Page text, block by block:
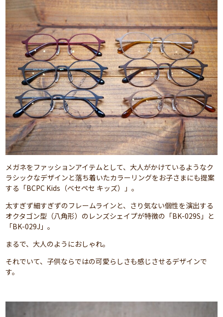
メガネをファッションアイテムとして、大人がかけているようなク
ラシックなデザインと落ち着いたカラーリングをお子さまにも提案
する「BCPC Kids（ベセペセ キッズ）」。
太すぎず細すぎずのフレームラインと、さり気ない個性を演出する
オクタゴン型（八角形）のレンズシェイプが特徴の「BK-029S」と
「BK-029J」。
まるで、大人のようにおしゃれ。
それでいて、子供ならではの可愛らしさも感じさせるデザインで
す。